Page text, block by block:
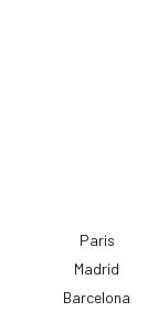
Paris
Madrid
Barcelona